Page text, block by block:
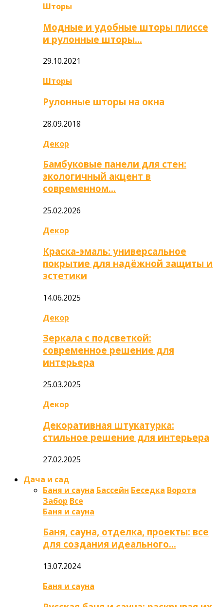
Шторы
Модные и удобные шторы плиссе
и рулонные шторы…
29.10.2021
Шторы
Рулонные шторы на окна
28.09.2018
Декор
Бамбуковые панели для стен:
экологичный акцент в
современном…
25.02.2026
Декор
Краска-эмаль: универсальное
покрытие для надёжной защиты и
эстетики
14.06.2025
Декор
Зеркала с подсветкой:
современное решение для
интерьера
25.03.2025
Декор
Декоративная штукатурка:
стильное решение для интерьера
27.02.2025
Дача и сад
Баня и сауна Бассейн Беседка Ворота
Забор Все
Баня и сауна
Баня, сауна, отделка, проекты: все
для создания идеального…
13.07.2024
Баня и сауна